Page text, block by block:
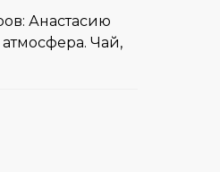
Анастасию
Чай,